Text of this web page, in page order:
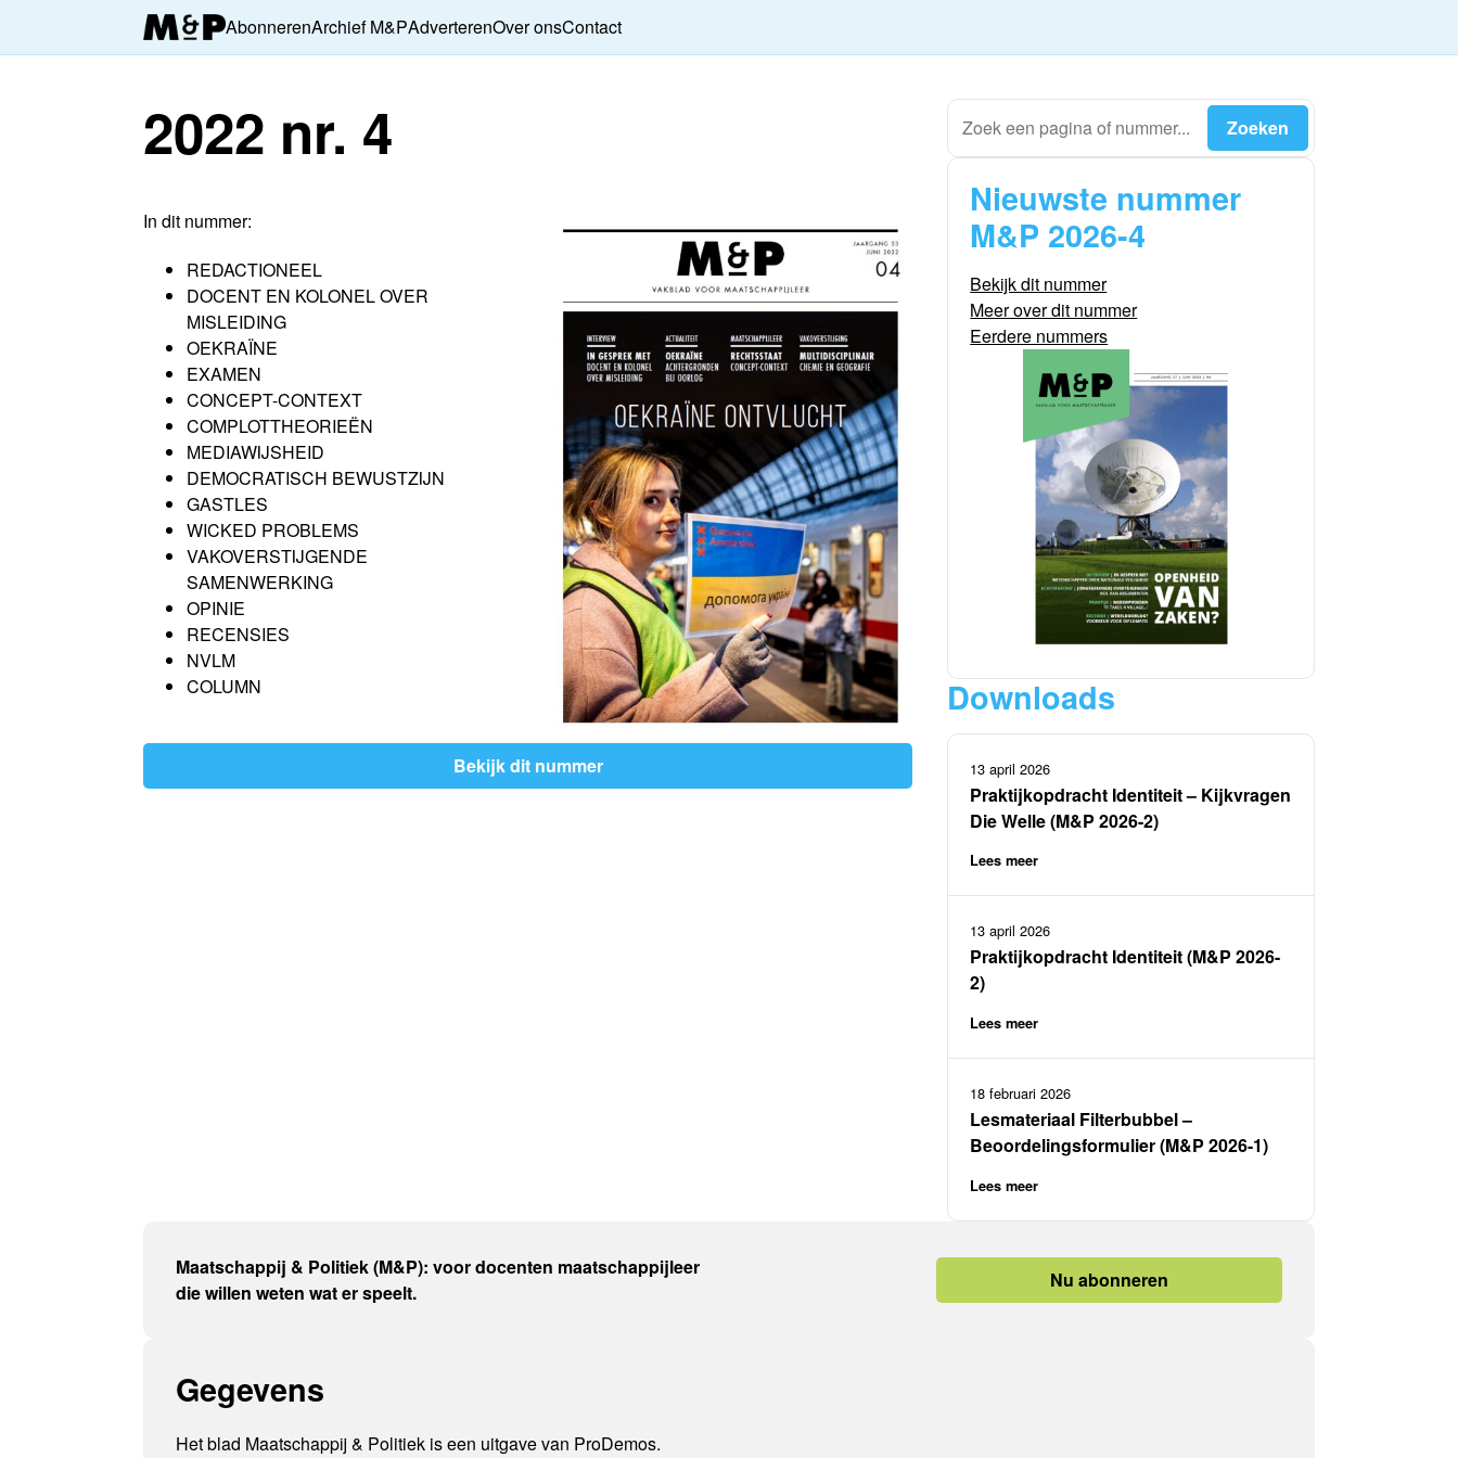
AbonnerenArchief M&PAdverterenOver onsContact
2022 nr. 4
In dit nummer:
REDACTIONEEL
DOCENT EN KOLONEL OVER
MISLEIDING
OEKRAÏNE
EXAMEN
CONCEPT-CONTEXT
COMPLOTTHEORIEËN
MEDIAWIJSHEID
DEMOCRATISCH BEWUSTZIJN
GASTLES
WICKED PROBLEMS
VAKOVERSTIJGENDE
SAMENWERKING
OPINIE
RECENSIES
NVLM
COLUMN
Bekijk dit nummer
Nieuwste nummer
M&P 2026-4
Bekijk dit nummer
Meer over dit nummer
Eerdere nummers
Downloads
13 april 2026
Praktijkopdracht Identiteit – Kijkvragen
Die Welle (M&P 2026-2)
Lees meer
13 april 2026
Praktijkopdracht Identiteit (M&P 2026-
2)
Lees meer
18 februari 2026
Lesmateriaal Filterbubbel –
Beoordelingsformulier (M&P 2026-1)
Lees meer
Maatschappij & Politiek (M&P): voor docenten maatschappijleer
die willen weten wat er speelt.
Nu abonneren
Gegevens
Het blad Maatschappij & Politiek is een uitgave van ProDemos.